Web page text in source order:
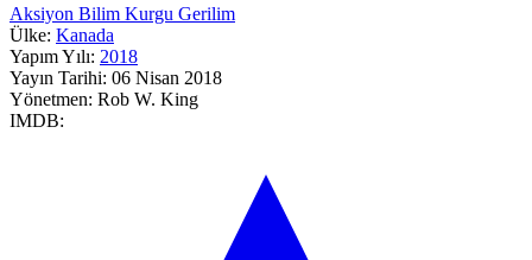
Aksiyon Bilim Kurgu Gerilim
Ülke: Kanada
Yapım Yılı: 2018
Yayın Tarihi: 06 Nisan 2018
Yönetmen: Rob W. King
IMDB: